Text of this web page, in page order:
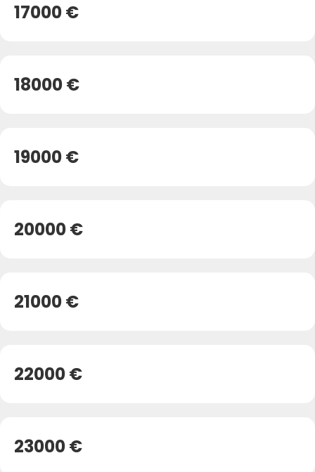
17000 €
18000 €
19000 €
20000 €
21000 €
22000 €
23000 €